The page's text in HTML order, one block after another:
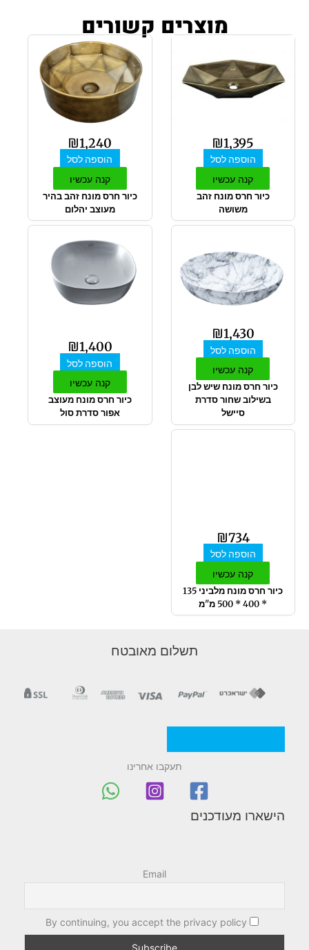
מוצרים קשורים
₪1,395
הוספה לסל
קנה עכשיו
כיור חרס מונח זהב
משושה
₪1,240
הוספה לסל
קנה עכשיו
כיור חרס מונח זהב בהיר
מעוצב יהלום
₪1,430
הוספה לסל
קנה עכשיו
כיור חרס מונח שיש לבן
בשילוב שחור סדרת
סיישל
₪1,400
הוספה לסל
קנה עכשיו
כיור חרס מונח מעוצב
אפור סדרת סול
₪734
הוספה לסל
קנה עכשיו
כיור חרס מונח מלביני 135
* 400 * 500 מ"מ
תשלום מאובטח
תעקבו אחרינו
הישארו מעודכנים
Email
By continuing, you accept the privacy policy